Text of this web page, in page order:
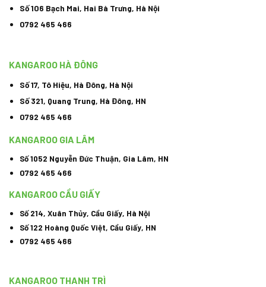
Số 106 Bạch Mai, Hai Bà Trưng, Hà Nội
0792 465 466
KANGAROO HÀ ĐÔNG
Số 17, Tô Hiệu, Hà Đông, Hà Nội
Số 321, Quang Trung, Hà Đông, HN
0792 465 466
KANGAROO GIA LÂM
Số 1052 Nguyễn Đức Thuận, Gia Lâm, HN
0792 465 466
KANGAROO CẦU GIẤY
Số 214, Xuân Thủy, Cầu Giấy, Hà Nội
Số 122 Hoàng Quốc Việt, Cầu Giấy, HN
0792 465 466
KANGAROO THANH TRÌ